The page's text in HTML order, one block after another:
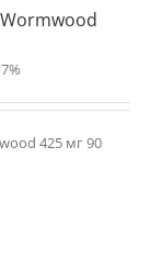
425 мг 90